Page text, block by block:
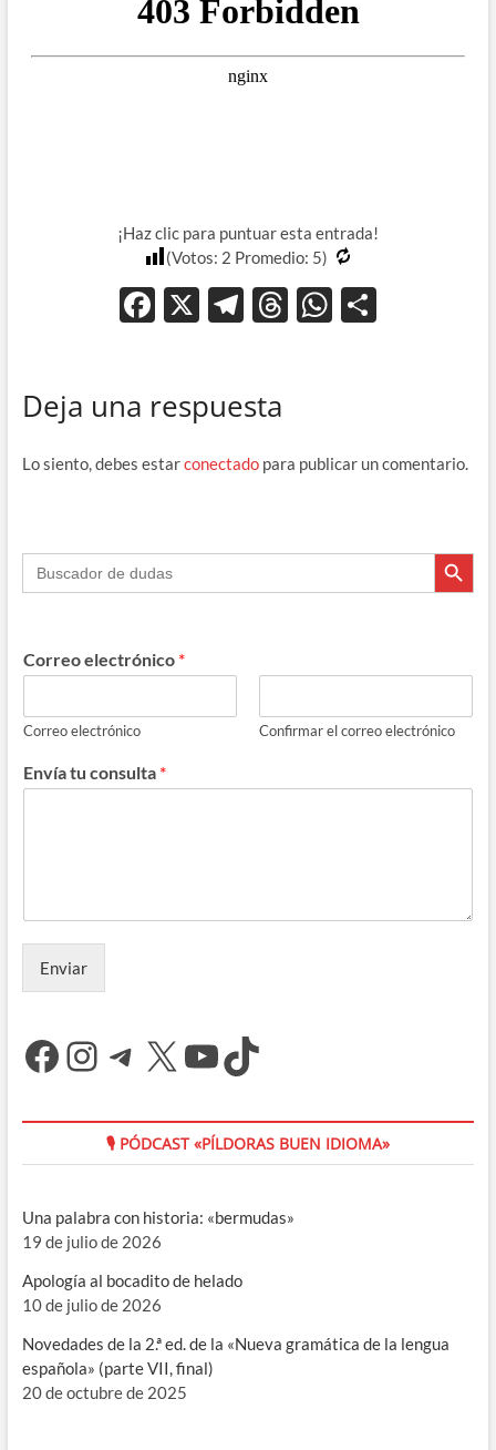
¡Haz clic para puntuar esta entrada!
(Votos: 2 Promedio: 5)
F
b
o
X T
gr
m
T
ds
W
p
ti
Deja una respuesta
Lo siento, debes estarconectadopara publicar un comentario.
Buscar: Botón de
Correo electrónico *
Correo electrónico Confirmar el correo electrónico
Envía tu consulta *
Enviar
Facebook
Instagram
Telegram
X YouTube
TikTok
🎙 PÓDCAST «PÍLDORAS BUEN IDIOMA»
Una palabra con historia: «bermudas»
19 de julio de 2026
Apología al bocadito de helado
10 de julio de 2026
Novedades de la 2.ª ed. de la «Nueva gramática de la lengua
española» (parte VII, final)
20 de octubre de 2025